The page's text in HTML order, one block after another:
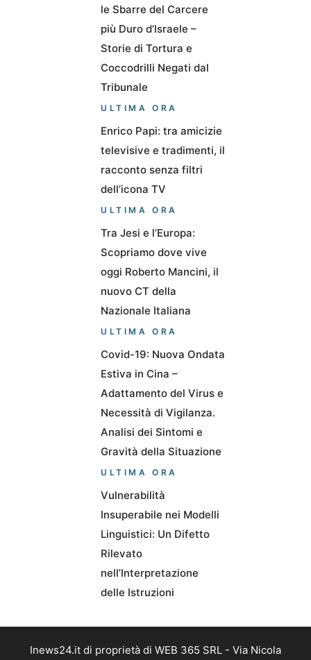
le Sbarre del Carcere
più Duro d’Israele –
Storie di Tortura e
Coccodrilli Negati dal
Tribunale
ULTIMA ORA
Enrico Papi: tra amicizie
televisive e tradimenti, il
racconto senza filtri
dell’icona TV
ULTIMA ORA
Tra Jesi e l’Europa:
Scopriamo dove vive
oggi Roberto Mancini, il
nuovo CT della
Nazionale Italiana
ULTIMA ORA
Covid-19: Nuova Ondata
Estiva in Cina –
Adattamento del Virus e
Necessità di Vigilanza.
Analisi dei Sintomi e
Gravità della Situazione
ULTIMA ORA
Vulnerabilità
Insuperabile nei Modelli
Linguistici: Un Difetto
Rilevato
nell’Interpretazione
delle Istruzioni
Inews24.it di proprietà di WEB 365 SRL - Via Nicola